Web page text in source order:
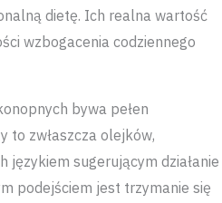
dietę. Ich realna wartość
wzbogacenia codziennego
bywa pełen
to zwłaszcza olejków,
sugerującym działanie
podejściem jest trzymanie się